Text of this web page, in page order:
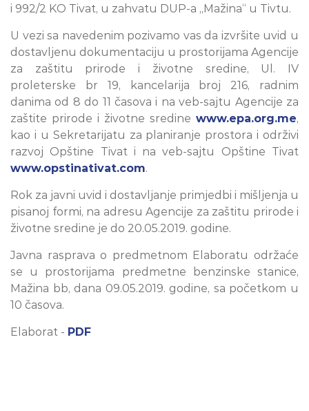
i 992/2 KO Tivat, u zahvatu DUP-a „Mažina“ u Tivtu.
U vezi sa navedenim pozivamo vas da izvršite uvid u
dostavljenu dokumentaciju u prostorijama Agencije
za zaštitu prirode i životne sredine, Ul. IV
proleterske br 19, kancelarija broj 216, radnim
danima od 8 do 11 časova i na veb-sajtu Agencije za
zaštite prirode i životne sredine www.epa.org.me,
kao i u Sekretarijatu za planiranje prostora i održivi
razvoj Opštine Tivat i na veb-sajtu Opštine Tivat
www.opstinativat.com.
Rok za javni uvid i dostavljanje primjedbi i mišljenja u
pisanoj formi, na adresu Agencije za zaštitu prirode i
životne sredine je do 20.05.2019. godine.
Javna rasprava o predmetnom Elaboratu održaće
se u prostorijama predmetne benzinske stanice,
Mažina bb, dana 09.05.2019. godine, sa početkom u
10 časova.
Elaborat - PDF